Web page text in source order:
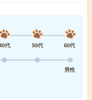
代 50代
60代
男性